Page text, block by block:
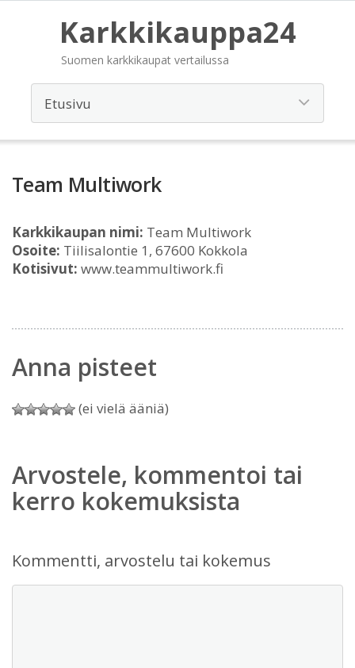
Karkkikauppa24
Suomen karkkikaupat vertailussa
Team Multiwork
Karkkikaupan nimi: Team Multiwork
Osoite: Tiilisalontie 1, 67600 Kokkola
Kotisivut: www.teammultiwork.fi
Anna pisteet
(ei vielä ääniä)
Arvostele, kommentoi tai
kerro kokemuksista
Kommentti, arvostelu tai kokemus